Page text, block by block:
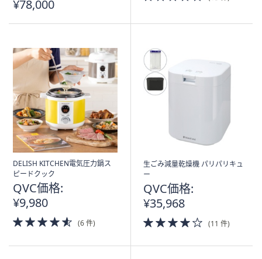
¥78,000
of
Stars
DELISH KITCHEN電気圧力鍋ス
ピードクック
QVC価格:
¥9,980
4.5
of
(6 件)
生ごみ減量乾燥機 パリパリキュ
ー
QVC価格:
¥35,968
4.0
of
(11 件)